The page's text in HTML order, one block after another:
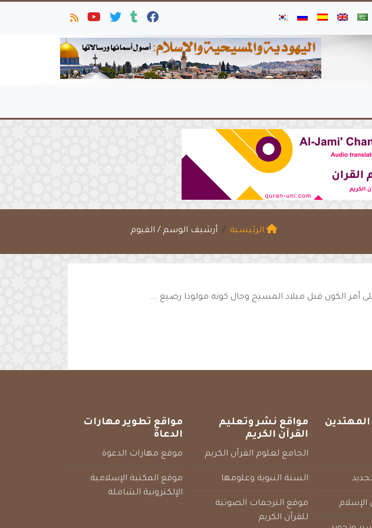
الرئيسية أرشيف الوسم / القيوم
أمر الكون قبل ميلاد المسيح وحال كونه مولودا رضيع ...
مواقع نشر وتعليم
القرآن الكريم
الجامع لعلوم القرآن الكريم
السنة النبوية وعلومها
موقع الترجمات الصوتية
للقرآن الكريم
مواقع تطوير مهارات
الدعاة
موقع مهارات الدعوة
موقع المكتبة الإسلامية
الإلكترونية الشاملة